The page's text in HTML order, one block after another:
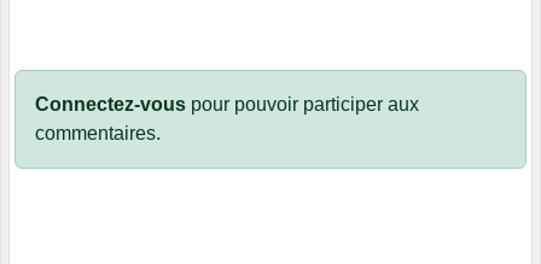
Connectez-vous pour pouvoir participer aux
commentaires.